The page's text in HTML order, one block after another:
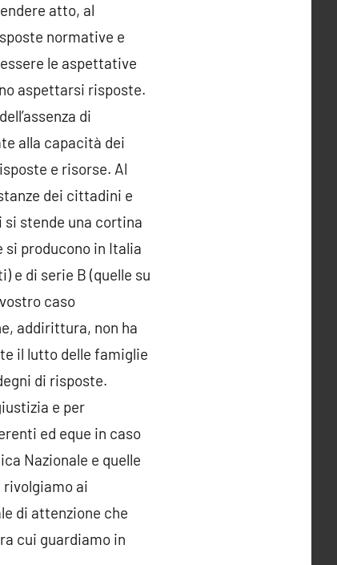
atto, al
normative e
le aspettative
aspettarsi risposte.
di
alla capacità dei
e risorse. Al
dei cittadini e
stende una cortina
si producono in Italia
e di serie B (quelle su
caso
addirittura, non ha
il lutto delle famiglie
di risposte.
e per
ed eque in caso
Nazionale e quelle
ai
di attenzione che
cui guardiamo in